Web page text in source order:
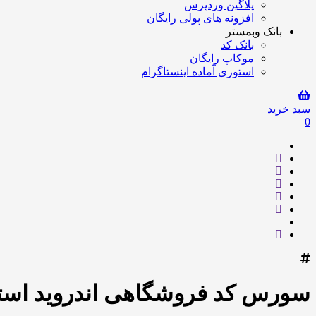
پلاگین وردپرس
افزونه های پولی رایگان
بانک وبمستر
بانک کد
موکاپ رایگان
استوری آماده اینستاگرام
سبد خرید
0
سورس کد فروشگاهی اندروید